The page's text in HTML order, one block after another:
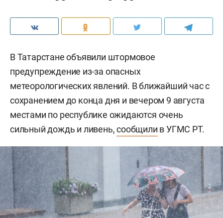
В Татарстане объявили штормовое
предупреждение из-за опасных
метеорологических явлений. В ближайший час с
сохранением до конца дня и вечером 9 августа
местами по республике ожидаются очень
сильный дождь и ливень,сообщили в УГМС РТ.